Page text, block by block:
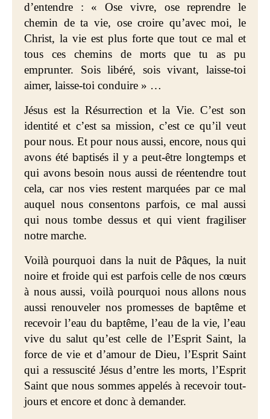
d’entendre : « Ose vivre, ose reprendre le
chemin de ta vie, ose croire qu’avec moi, le
Christ, la vie est plus forte que tout ce mal et
tous ces chemins de morts que tu as pu
emprunter. Sois libéré, sois vivant, laisse-toi
aimer, laisse-toi conduire » …
Jésus est la Résurrection et la Vie. C’est son
identité et c’est sa mission, c’est ce qu’il veut
pour nous. Et pour nous aussi, encore, nous qui
avons été baptisés il y a peut-être longtemps et
qui avons besoin nous aussi de réentendre tout
cela, car nos vies restent marquées par ce mal
auquel nous consentons parfois, ce mal aussi
qui nous tombe dessus et qui vient fragiliser
notre marche.
Voilà pourquoi dans la nuit de Pâques, la nuit
noire et froide qui est parfois celle de nos cœurs
à nous aussi, voilà pourquoi nous allons nous
aussi renouveler nos promesses de baptême et
recevoir l’eau du baptême, l’eau de la vie, l’eau
vive du salut qu’est celle de l’Esprit Saint, la
force de vie et d’amour de Dieu, l’Esprit Saint
qui a ressuscité Jésus d’entre les morts, l’Esprit
Saint que nous sommes appelés à recevoir tout-
jours et encore et donc à demander.